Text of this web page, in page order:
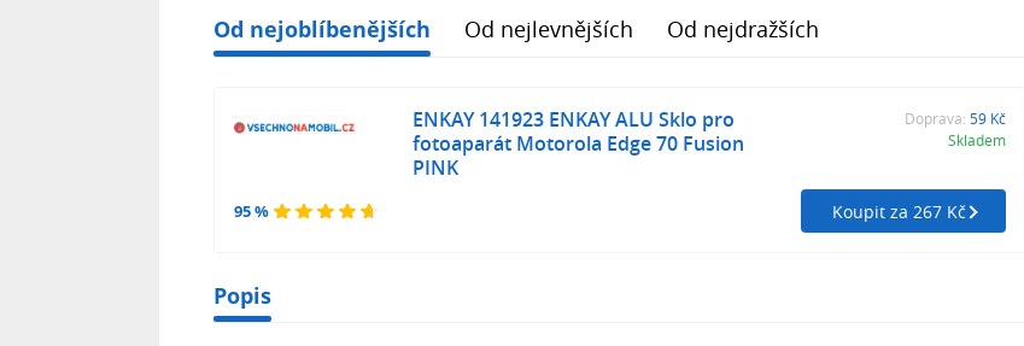
Od nejoblíbenějších Od nejlevnějších Od nejdražších
95 %
ENKAY 141923 ENKAY ALU Sklo pro
fotoaparát Motorola Edge 70 Fusion
PINK
Doprava: 59 Kč
Skladem
Koupit za 267 Kč
Popis